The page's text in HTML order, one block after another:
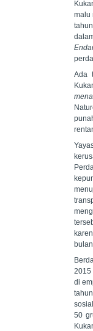
malu
Ada
2015
di
50